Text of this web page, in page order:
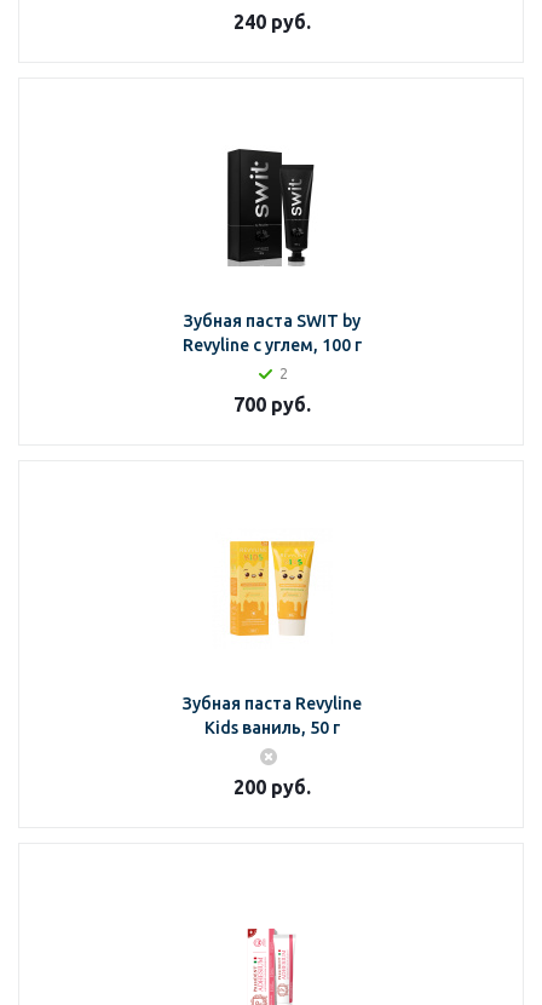
240руб.
Зубная паста SWIT by
Revyline с углем, 100 г
2
700руб.
Зубная паста Revyline
Kids ваниль, 50 г
200руб.